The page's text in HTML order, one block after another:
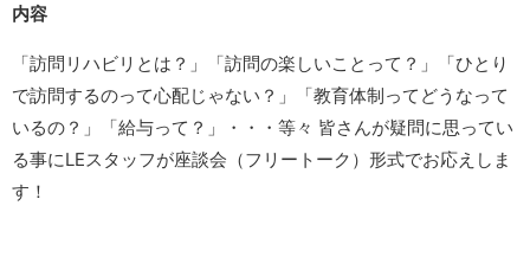
内容
「訪問リハビリとは？」「訪問の楽しいことって？」「ひとり
で訪問するのって心配じゃない？」「教育体制ってどうなって
いるの？」「給与って？」・・・等々 皆さんが疑問に思ってい
る事にLEスタッフが座談会（フリートーク）形式でお応えしま
す！